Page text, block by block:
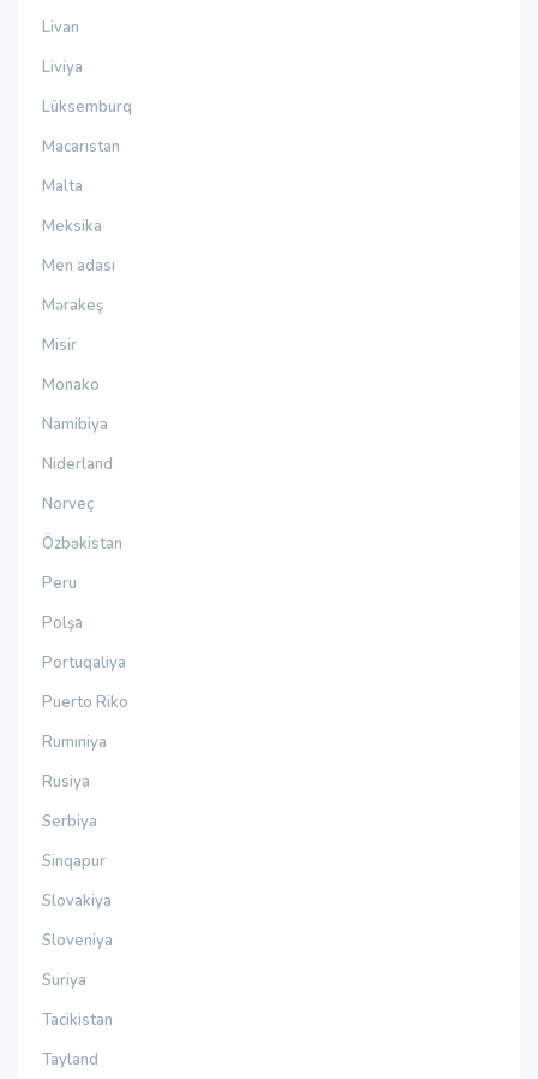
Livan
Liviya
Lüksemburq
Macarıstan
Malta
Meksika
Men adası
Mərakeş
Misir
Monako
Namibiya
Niderland
Norveç
Özbəkistan
Peru
Polşa
Portuqaliya
Puerto Riko
Rumıniya
Rusiya
Serbiya
Sinqapur
Slovakiya
Sloveniya
Suriya
Tacikistan
Tayland